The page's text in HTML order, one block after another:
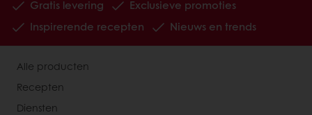
Gratis levering
Exclusieve promoties
Inspirerende recepten
Nieuws en trends
Alle producten
Recepten
Diensten